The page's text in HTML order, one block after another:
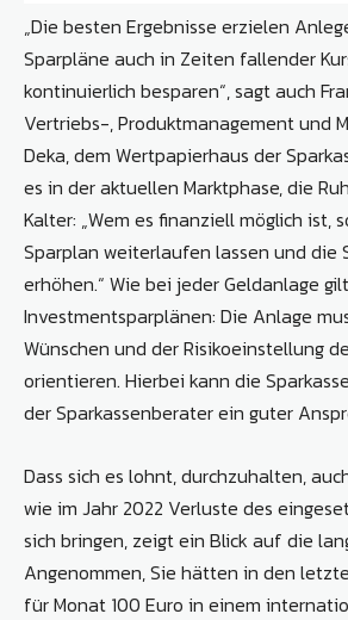
„Die besten Ergebnisse erzielen
Sparpläne auch in Zeiten fallender
kontinuierlich besparen“, sagt auch
Vertriebs-, Produktmanagement und
Deka, dem Wertpapierhaus der
es in der aktuellen Marktphase, die
Kalter: „Wem es finanziell möglich ist,
Sparplan weiterlaufen lassen und die
erhöhen.“ Wie bei jeder Geldanlage
Investmentsparplänen: Die Anlage
Wünschen und der Risikoeinstellung
orientieren. Hierbei kann die
der Sparkassenberater ein guter
Dass sich es lohnt, durchzuhalten,
wie im Jahr 2022 Verluste des
sich bringen, zeigt ein Blick auf die
Angenommen, Sie hätten in den
für Monat 100 Euro in einem